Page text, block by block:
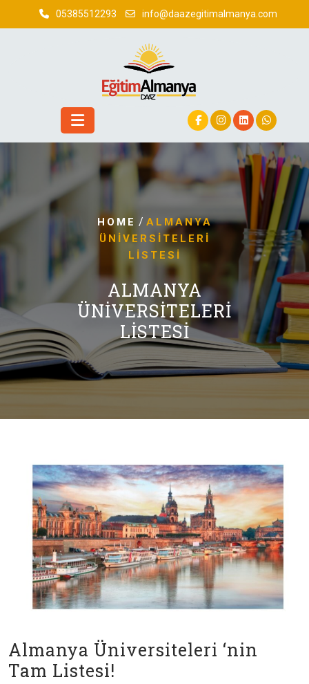
05385512293 info@daazegitimalmanya.com
HOME / ALMANYA
ÜNIVERSITELERI
LISTESI
ALMANYA
ÜNIVERSITELERI
LISTESI
Almanya Üniversiteleri ‘nin
Tam Listesi!